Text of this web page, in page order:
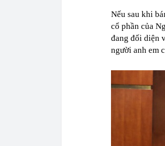
Nếu sau khi
cổ phần của
đang đối diện
người anh em